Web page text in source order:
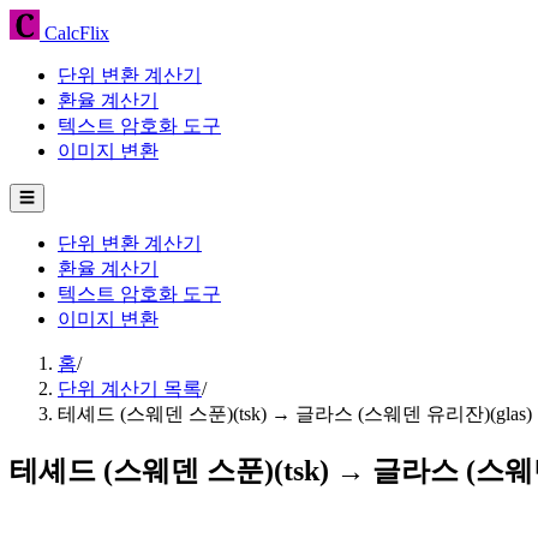
CalcFlix
단위 변환 계산기
환율 계산기
텍스트 암호화 도구
이미지 변환
☰
단위 변환 계산기
환율 계산기
텍스트 암호화 도구
이미지 변환
홈/
단위 계산기 목록/
테셰드 (스웨덴 스푼)(tsk) → 글라스 (스웨덴 유리잔)(glas)
테셰드 (스웨덴 스푼)(tsk) → 글라스 (스